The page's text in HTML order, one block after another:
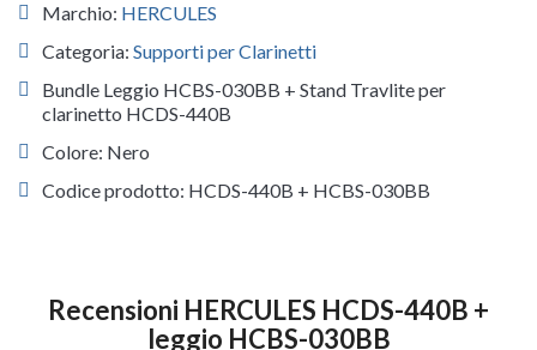
Marchio: HERCULES
Categoria: Supporti per Clarinetti
Bundle Leggio HCBS-030BB + Stand Travlite per
clarinetto HCDS-440B
Colore: Nero
Codice prodotto: HCDS-440B + HCBS-030BB
Recensioni HERCULES HCDS-440B +
leggio HCBS-030BB